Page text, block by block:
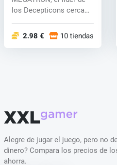
los Decepticons cerca
2.98 € 10 tiendas
Alegre de jugar el juego, pero no
dinero? Compara los precios de
ahorra.